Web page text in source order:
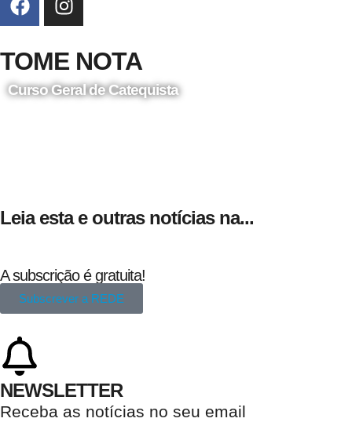
TOME NOTA
Curso Geral de Catequista
Leia esta e outras notícias na...
A subscrição é gratuita!
Subscrever a REDE
NEWSLETTER
Receba as notícias no seu email​